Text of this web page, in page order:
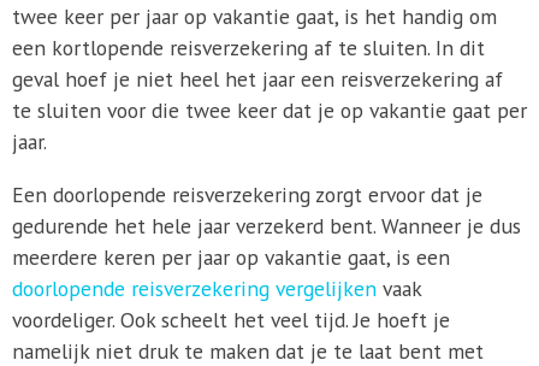
twee keer per jaar op vakantie gaat, is het handig om
een kortlopende reisverzekering af te sluiten. In dit
geval hoef je niet heel het jaar een reisverzekering af
te sluiten voor die twee keer dat je op vakantie gaat per
jaar.
Een doorlopende reisverzekering zorgt ervoor dat je
gedurende het hele jaar verzekerd bent. Wanneer je dus
meerdere keren per jaar op vakantie gaat, is een
doorlopende reisverzekering vergelijkenvaak
voordeliger. Ook scheelt het veel tijd. Je hoeft je
namelijk niet druk te maken dat je te laat bent met